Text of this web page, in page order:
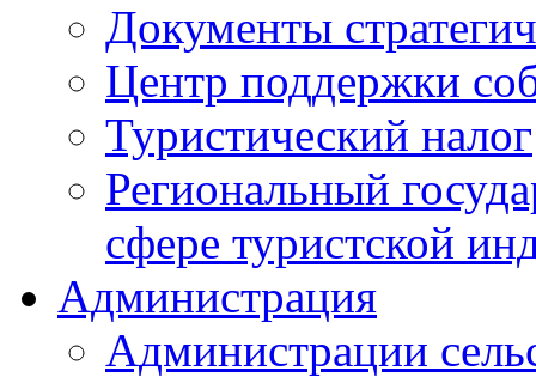
Документы
Центр поддержки
Туристический налог
Региональный
сфере туристской
Администрация
Администрации